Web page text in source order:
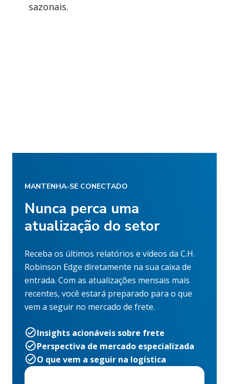
sazonais.
MANTENHA-SE CONECTADO
Nunca perca uma
atualização do setor
Receba os últimos relatórios e vídeos da C.H.
Robinson Edge diretamente na sua caixa de
entrada. Com as atualizações mensais mais
recentes, você estará preparado para o que
vem a seguir no mercado de frete.
Insights acionáveis sobre frete
Perspectiva de mercado especializada
O que vem a seguir na logística